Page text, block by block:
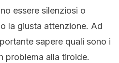
essere silenziosi o
la giusta attenzione. Ad
sapere quali sono i
problema alla tiroide.